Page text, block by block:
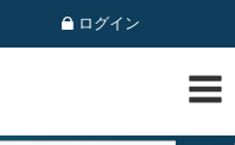
ログイン